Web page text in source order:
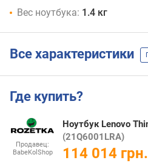
Вес ноутбука: 1.4 кг
Все характеристики
Где купить?
Продавец:
BabeKolShop
Ноутбук Lenovo
(21Q6001LRA)
114 014 грн.